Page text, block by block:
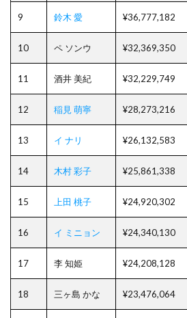
9 鈴木 愛 ¥36,777,182
10 ペ ソンウ ¥32,369,350
11 酒井 美紀 ¥32,229,749
12 稲見 萌寧 ¥28,273,216
13 イ ナリ ¥26,132,583
14 木村 彩子 ¥25,861,338
15 上田 桃子 ¥24,920,302
16 イ ミニョン ¥24,340,130
17 李 知姫 ¥24,208,128
18 三ヶ島 かな ¥23,476,064